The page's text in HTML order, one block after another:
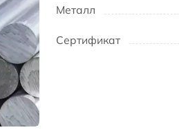
Металл
Сертификат